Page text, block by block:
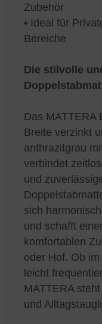
Zubehör
• Ideal für
Bereiche
Die stilvolle
Das MATTERA
Breite verzinkt
anthrazitgrau
verbindet
und
sich
und schafft
komfortablen
oder Hof. Ob
leicht
MATTERA
und